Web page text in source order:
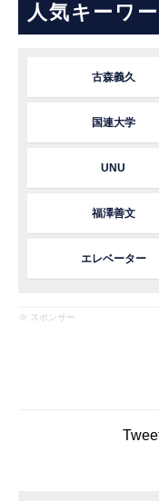
人気キーワ
古森義久
国連大学
UNU
福澤善文
エレベーター
※ スポンサー